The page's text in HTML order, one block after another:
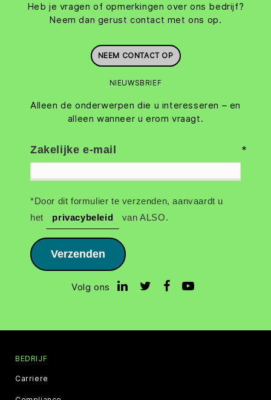
Heb je vragen of opmerkingen over ons bedrijf?
Neem dan gerust contact met ons op.
NEEM CONTACT OP
NIEUWSBRIEF
Alleen de onderwerpen die u interesseren – en
alleen wanneer u erom vraagt.
Zakelijke e-mail
*Door dit formulier te verzenden, aanvaardt u
het
privacybeleid van ALSO.
Verzenden
Volg ons
BEDRIJF
Carriere